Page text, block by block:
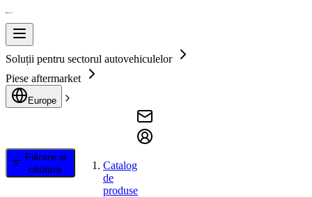
Soluții pentru sectorul autovehiculelor
Piese aftermarket
Europe
Filtrare și
căutare
Catalog
de
produse